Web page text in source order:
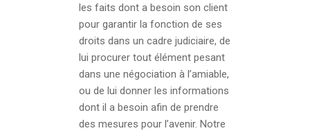
les faits dont a besoin son client
pour garantir la fonction de ses
droits dans un cadre judiciaire, de
lui procurer tout élément pesant
dans une négociation à l’amiable,
ou de lui donner les informations
dont il a besoin afin de prendre
des mesures pour l’avenir. Notre